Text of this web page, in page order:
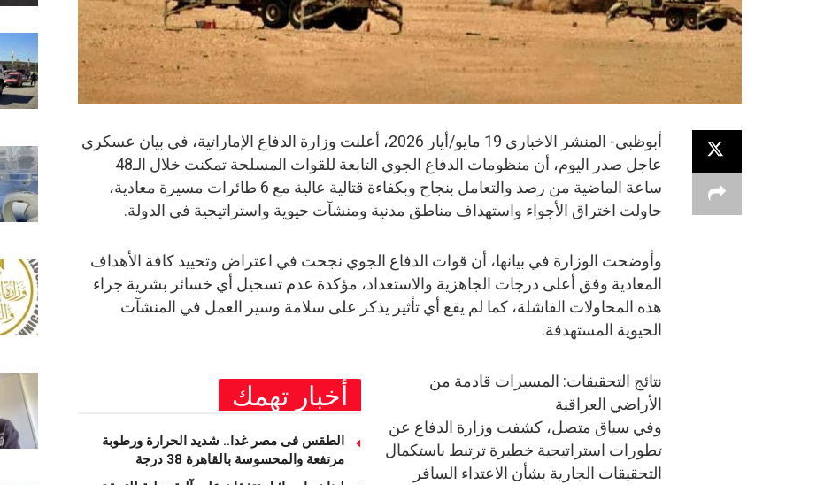
أبوظبي- المنشر الاخباري 19 مايو/أيار 2026، أعلنت وزارة الدفاع الإماراتية، في بيان عسكري
عاجل صدر اليوم، أن منظومات الدفاع الجوي التابعة للقوات المسلحة تمكنت خلال الـ48
ساعة الماضية من رصد والتعامل بنجاح وبكفاءة قتالية عالية مع 6 طائرات مسيرة معادية،
حاولت اختراق الأجواء واستهداف مناطق مدنية ومنشآت حيوية واستراتيجية في الدولة.
وأوضحت الوزارة في بيانها، أن قوات الدفاع الجوي نجحت في اعتراض وتحييد كافة الأهداف
المعادية وفق أعلى درجات الجاهزية والاستعداد، مؤكدة عدم تسجيل أي خسائر بشرية جراء
هذه المحاولات الفاشلة، كما لم يقع أي تأثير يذكر على سلامة وسير العمل في المنشآت
الحيوية المستهدفة.
أخبار تهمك
الطقس فى مصر غدا.. شديد الحرارة ورطوبة
مرتفعة والمحسوسة بالقاهرة 38 درجة
نتائج التحقيقات: المسيرات قادمة من
الأراضي العراقية
وفي سياق متصل، كشفت وزارة الدفاع عن
تطورات استراتيجية خطيرة ترتبط باستكمال
التحقيقات الجارية بشأن الاعتداء السافر